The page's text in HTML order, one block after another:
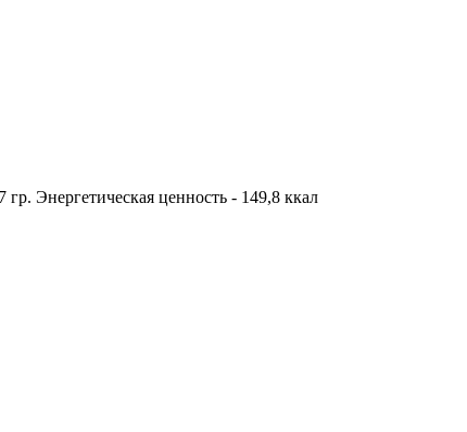
Энергетическая ценность - 149,8 ккал